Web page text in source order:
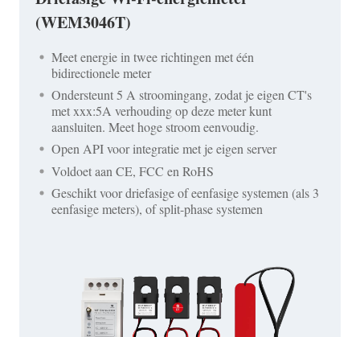
(WEM3046T)
Meet energie in twee richtingen met één
bidirectionele meter
Ondersteunt 5 A stroomingang, zodat je eigen CT's
met xxx:5A verhouding op deze meter kunt
aansluiten. Meet hoge stroom eenvoudig.
Open API voor integratie met je eigen server
Voldoet aan CE, FCC en RoHS
Geschikt voor driefasige of eenfasige systemen (als 3
eenfasige meters), of split-phase systemen